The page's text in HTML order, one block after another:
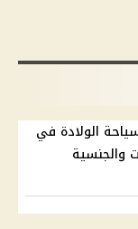
الولادة في
والجنسية